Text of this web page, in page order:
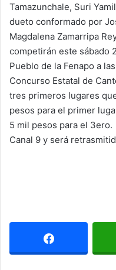
Tamazunchale, Suri
dueto conformado por
Magdalena Zamarripa
competirán este sábado
Pueblo de la Fenapo a
Concurso Estatal de
tres primeros lugares
pesos para el primer
5 mil pesos para el
Canal 9 y será